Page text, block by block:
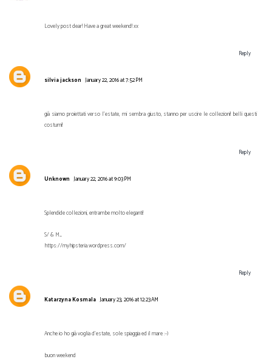
Lovely post dear! Have a great weekend! xx
Reply
silvia jackson January 22, 2016 at 7:52 PM
già siamo proiettati verso l'estate, mi sembra giusto, stanno per uscire le collezioni! belli questi
costumi!
Reply
Unknown January 22, 2016 at 9:03 PM
Splendide collezioni, entrambe molto eleganti!
S/ & M_
https://myhipsteria.wordpress.com/
Reply
Katarzyna Kosmala January 23, 2016 at 12:23 AM
Anche io ho già voglia d'estate, sole spiaggia ed il mare :-)
buon weekend